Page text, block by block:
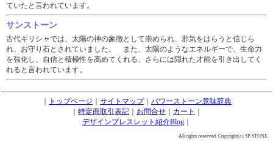
ていたと言われています。
サンストーン
古代ギリシャでは、太陽の神の象徴として崇められ、邪気をはらうと信じら
れ、お守り石とされていました。 また、太陽のようなエネルギーで、生命力
を強化し、自信と積極性を高めてくれる、さらには隠れた才能を引き出してく
れると言われています。
｜ トップページ ｜ サイトマップ｜ パワーストーン意味辞典
｜ 特定商取引表記 ｜ お問合せ ｜ カート ｜
デザインブレスレット紹介Blog｜
All rights reserved. Copyright(c) SP-STONE.